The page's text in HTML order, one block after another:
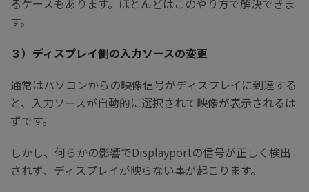
す。
３）ディスプレイ側の入力ソースの変更
通常はパソコンからの映像信号がディスプレイに到達する
と、入力ソースが自動的に選択されて映像が表示されるは
ずです。
しかし、何らかの影響でDisplayportの信号が正しく検出
されず、ディスプレイが映らない事が起こります。